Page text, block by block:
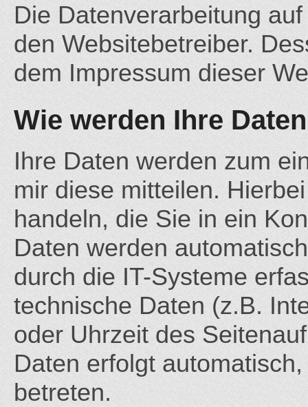
Die Datenverarbeitung
den Websitebetreiber.
dem Impressum dieser
Wie werden Ihre
Ihre Daten werden zum
mir diese mitteilen.
handeln, die Sie in ein
Daten werden
durch die IT-Systeme
technische Daten (z.B.
oder Uhrzeit des
Daten erfolgt
betreten.